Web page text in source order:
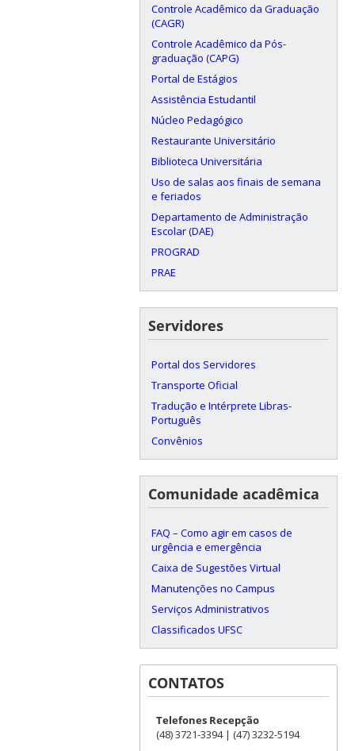
Controle Acadêmico da Graduação
(CAGR)
Controle Acadêmico da Pós-
graduação (CAPG)
Portal de Estágios
Assistência Estudantil
Núcleo Pedagógico
Restaurante Universitário
Biblioteca Universitária
Uso de salas aos finais de semana
e feriados
Departamento de Administração
Escolar (DAE)
PROGRAD
PRAE
Servidores
Portal dos Servidores
Transporte Oficial
Tradução e Intérprete Libras-
Português
Convênios
Comunidade acadêmica
FAQ – Como agir em casos de
urgência e emergência
Caixa de Sugestões Virtual
Manutenções no Campus
Serviços Administrativos
Classificados UFSC
CONTATOS
Telefones Recepção
(48) 3721-3394 | (47) 3232-5194